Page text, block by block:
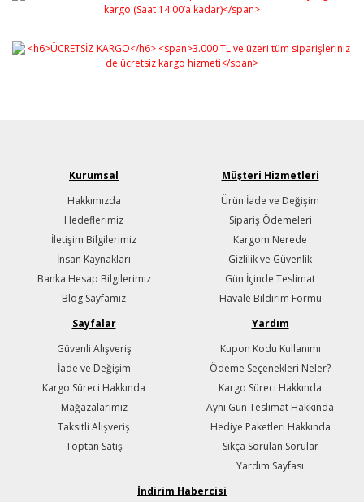
Kurumsal
Hakkımızda
Hedeflerimiz
İletişim Bilgilerimiz
İnsan Kaynakları
Banka Hesap Bilgilerimiz
Blog Sayfamız
Müşteri Hizmetleri
Ürün İade ve Değişim
Sipariş Ödemeleri
Kargom Nerede
Gizlilik ve Güvenlik
Gün İçinde Teslimat
Havale Bildirim Formu
Sayfalar
Güvenli Alışveriş
İade ve Değişim
Kargo Süreci Hakkında
Mağazalarımız
Taksitli Alışveriş
Toptan Satış
Yardım
Kupon Kodu Kullanımı
Ödeme Seçenekleri Neler?
Kargo Süreci Hakkında
Aynı Gün Teslimat Hakkında
Hediye Paketleri Hakkında
Sıkça Sorulan Sorular
Yardım Sayfası
İndirim Habercisi